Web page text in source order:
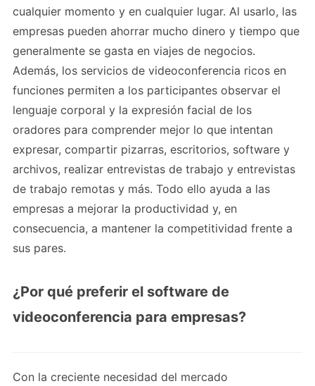
cualquier momento y en cualquier lugar. Al usarlo, las
empresas pueden ahorrar mucho dinero y tiempo que
generalmente se gasta en viajes de negocios.
Además, los servicios de videoconferencia ricos en
funciones permiten a los participantes observar el
lenguaje corporal y la expresión facial de los
oradores para comprender mejor lo que intentan
expresar, compartir pizarras, escritorios, software y
archivos, realizar entrevistas de trabajo y entrevistas
de trabajo remotas y más. Todo ello ayuda a las
empresas a mejorar la productividad y, en
consecuencia, a mantener la competitividad frente a
sus pares.
¿Por qué preferir el software de
videoconferencia para empresas?
Con la creciente necesidad del mercado